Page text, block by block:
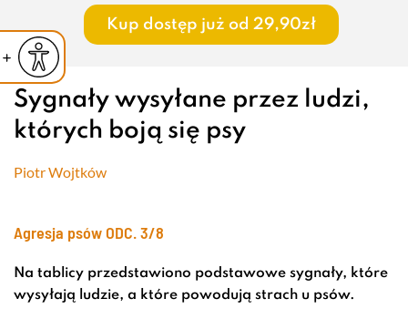
czcionkę
czcionka
Powiększ czcionkę
Kup dostęp już od 29,90zł
Sygnały wysyłane przez ludzi,
których boją się psy
Piotr Wojtków
Agresja psówODC. 3/8
Na tablicy przedstawiono podstawowe sygnały, które
wysyłają ludzie, a które powodują strach u psów.